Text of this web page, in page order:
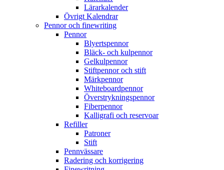
Lärarkalender
Övrigt Kalendrar
Pennor och finewriting
Pennor
Blyertspennor
Bläck- och kulpennor
Gelkulpennor
Stiftpennor och stift
Märkpennor
Whiteboardpennor
Överstrykningspennor
Fiberpennor
Kalligrafi och reservoar
Refiller
Patroner
Stift
Pennvässare
Radering och korrigering